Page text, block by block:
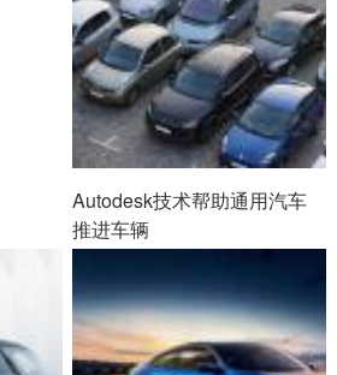
Autodesk技术帮助通用汽车
推进车辆